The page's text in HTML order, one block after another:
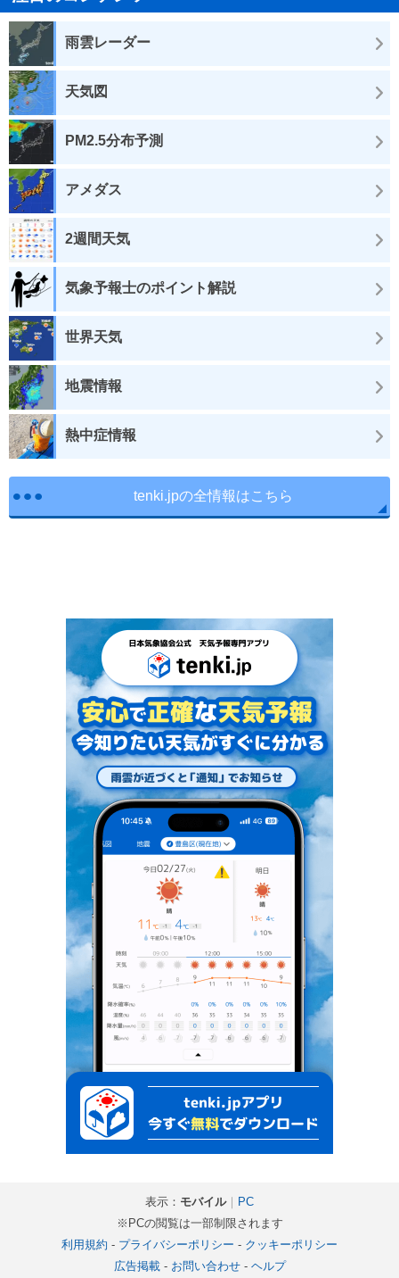
雨雲レーダー
天気図
PM2.5分布予測
アメダス
2週間天気
気象予報士のポイント解説
世界天気
地震情報
熱中症情報
tenki.jpの全情報はこちら
表示： モバイル｜ PC
※PCの閲覧は一部制限されます
利用規約 - プライバシーポリシー - クッキーポリシー
広告掲載- お問い合わせ- ヘルプ